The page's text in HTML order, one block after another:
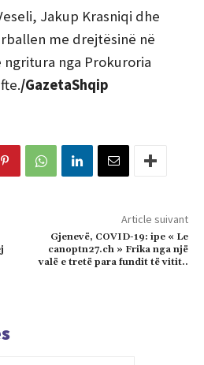
Jakup Krasniqi dhe
me drejtësinë në
ngritura nga Prokuroria
/GazetaShqip
Article suivant
Gjenevë, COVID-19: ipe « Le
canoptn27.ch » Frika nga një
valë e tretë para fundit të vitit..